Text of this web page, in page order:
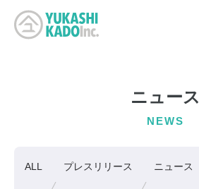
ニュース
NEWS
ALL プレスリリース ニュース